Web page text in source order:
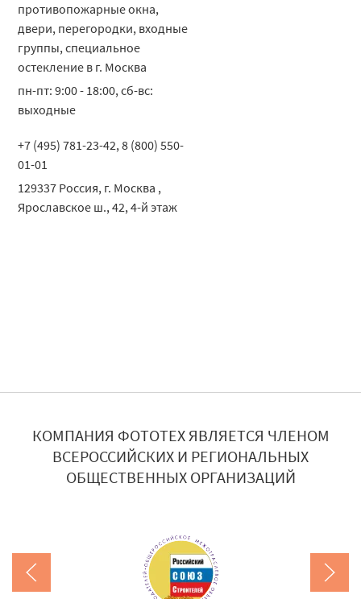
противопожарные окна,
двери, перегородки, входные
группы, специальное
остекление в г. Москва
пн-пт: 9:00 - 18:00, сб-вс:
выходные
+7 (495) 781-23-42, 8 (800) 550-
01-01
129337 Россия, г. Москва ,
Ярославское ш., 42, 4-й этаж
КОМПАНИЯ ФОТОТЕХ ЯВЛЯЕТСЯ ЧЛЕНОМ
ВСЕРОССИЙСКИХ И РЕГИОНАЛЬНЫХ
ОБЩЕСТВЕННЫХ ОРГАНИЗАЦИЙ